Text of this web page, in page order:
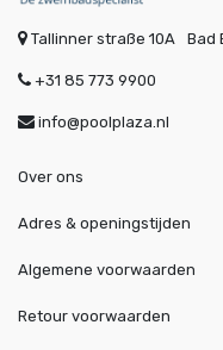
Tallinner straße 10A Bad
+31 85 773 9900
info@poolplaza.nl
Over ons
Adres & openingstijden
Algemene voorwaarden
Retour voorwaarden